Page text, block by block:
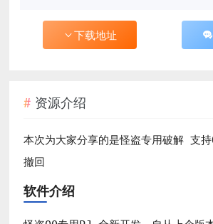
下载地址
资源介绍
本次为大家分享的是怪盗专用破解 支
撤回
软件介绍